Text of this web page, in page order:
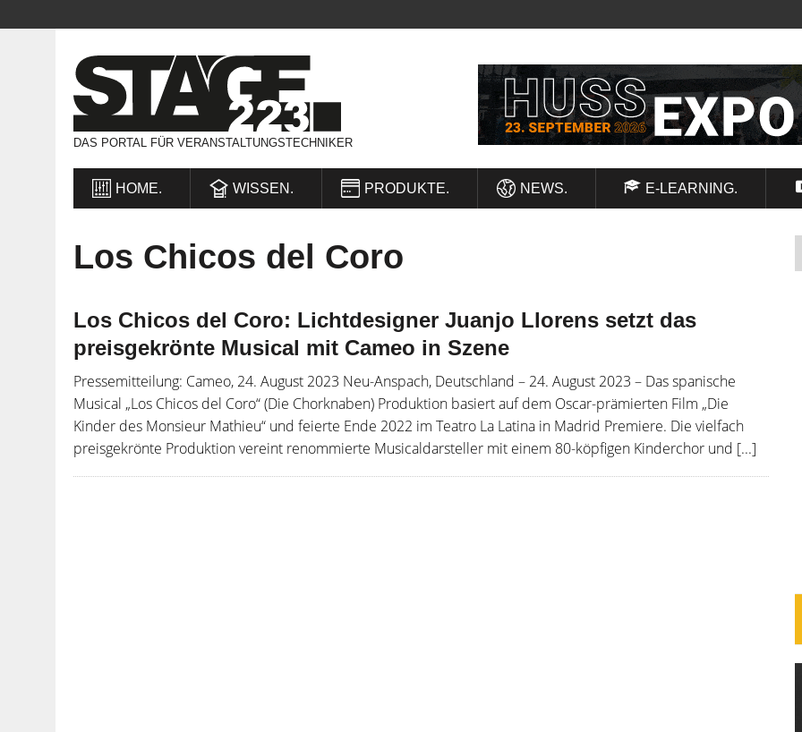
DAS PORTAL FÜR VERANSTALTUNGSTECHNIKER
HOME. WISSEN. PRODUKTE. NEWS. E-LEARNING.
Los Chicos del Coro
Los Chicos del Coro: Lichtdesigner Juanjo Llorens setzt das
preisgekrönte Musical mit Cameo in Szene
Pressemitteilung: Cameo, 24. August 2023 Neu-Anspach, Deutschland – 24. August 2023 – Das spanische
Musical „Los Chicos del Coro“ (Die Chorknaben) Produktion basiert auf dem Oscar-prämierten Film „Die
Kinder des Monsieur Mathieu“ und feierte Ende 2022 im Teatro La Latina in Madrid Premiere. Die vielfach
preisgekrönte Produktion vereint renommierte Musicaldarsteller mit einem 80-köpfigen Kinderchor und [...]